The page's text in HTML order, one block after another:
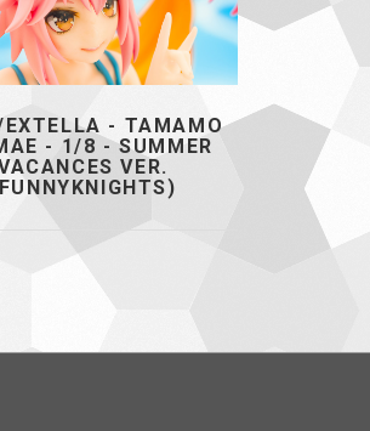
EXTELLA - TAMAMO
- 1/8 - SUMMER
VER.